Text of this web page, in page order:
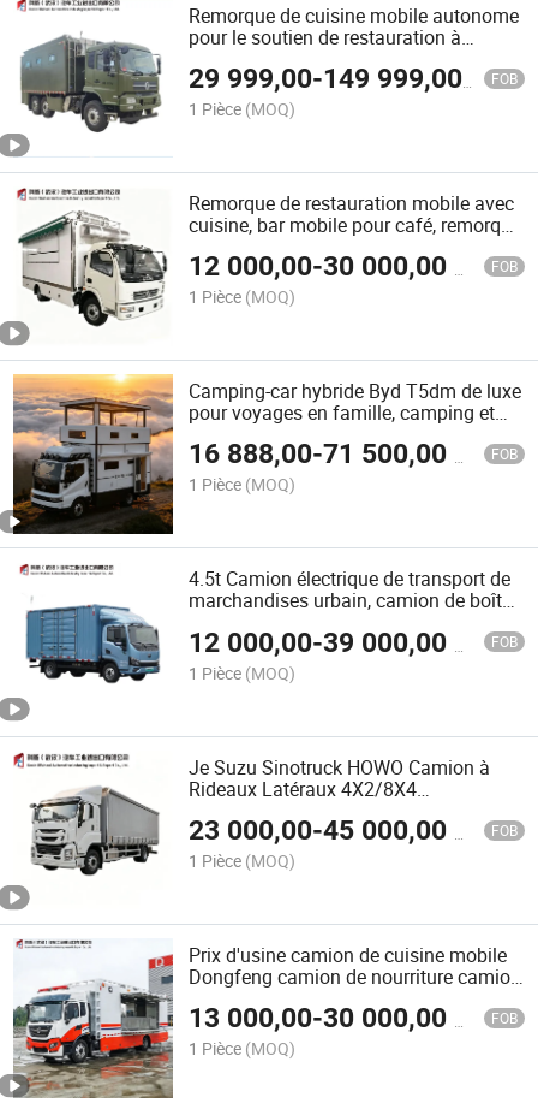
Remorque de cuisine mobile autonome
pour le soutien de restauration à
29 999,00-149 999,00$US
FOB
1 Pièce (MOQ)
Remorque de restauration mobile avec
cuisine, bar mobile pour café, remorque
nourriture multifonction pour
événements de restauration en
extérieur dans des plages et centres
12 000,00-30 000,00 FOB
1 Pièce (MOQ)
Camping-car hybride Byd T5dm de luxe
pour voyages en famille, camping et
16 888,00-71 500,00 FOB
1 Pièce (MOQ)
4.5t Camion électrique de transport de
marchandises urbain, camion de boîte,
camion léger électrique à vendre,
camion EV pour le transport
commercial de fret
12 000,00-39 000,00 FOB
1 Pièce (MOQ)
Je Suzu Sinotruck HOWO Camion à
Rideaux Latéraux 4X2/8X4
Tarpaulin pour Livraison Urbaine
d'Entrepôt
23 000,00-45 000,00 FOB
1 Pièce (MOQ)
Prix d'usine camion de cuisine mobile
Dongfeng camion de nourriture camion
cuisine 300 capacité personnalisable
pour le mariage festival restauration
13 000,00-30 000,00 FOB
1 Pièce (MOQ)